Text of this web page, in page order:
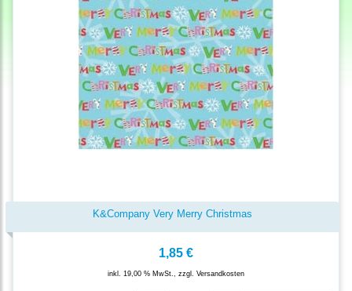
K&Company Very Merry Christmas
1,85 €
inkl. 19,00 % MwSt., zzgl. Versandkosten